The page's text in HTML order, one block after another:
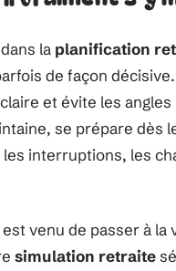
la planification
de façon
et évite les angles
se prépare
interruptions, les
venu de passer à
simulation retraite